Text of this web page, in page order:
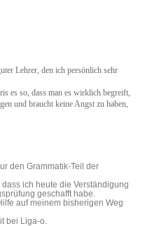
Lehrer, den ich persönlich sehr
es so, dass man es wirklich begreift,
und braucht keine Angst zu haben,
den Grammatik-Teil der
ich heute die Verständigung
geschafft habe.
auf meinem bisherigen Weg
bei Liga-o.